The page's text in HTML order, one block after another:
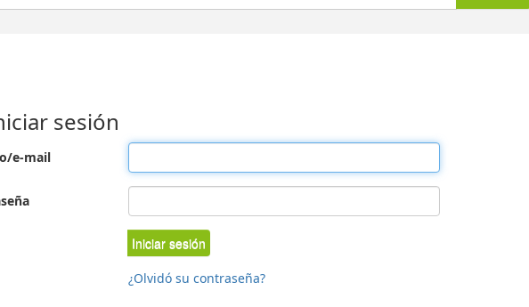
sesión
e-mail
Iniciar sesión
¿Olvidó su contraseña?